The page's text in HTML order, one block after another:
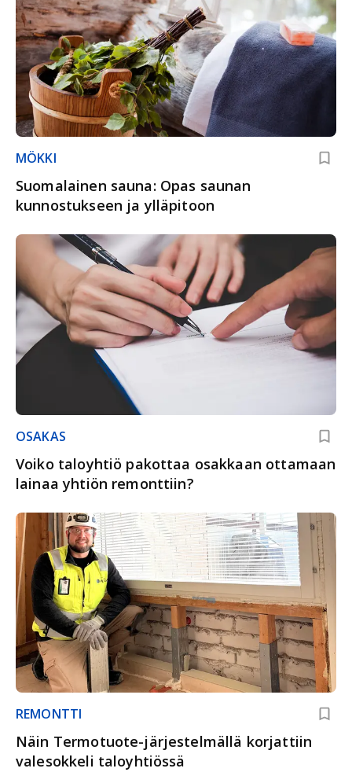
MÖKKI
Suomalainen sauna: Opas saunan
kunnostukseen ja ylläpitoon
OSAKAS
Voiko taloyhtiö pakottaa osakkaan ottamaan
lainaa yhtiön remonttiin?
REMONTTI
Näin Termotuote-järjestelmällä korjattiin
valesokkeli taloyhtiössä